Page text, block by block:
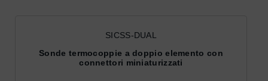
SICSS-DUAL
Sonde termocoppie a doppio elemento con
connettori miniaturizzati